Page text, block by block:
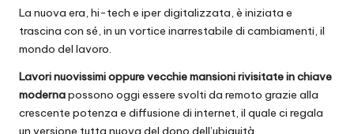
La nuova era, hi-tech e iper digitalizzata, è iniziata e
trascina con sé, in un vortice inarrestabile di cambiamenti, il
mondo del lavoro.
Lavori nuovissimi oppure vecchie mansioni rivisitate in chiave
modernapossono oggi essere svolti da remoto grazie alla
crescente potenza e diffusione di internet, il quale ci regala